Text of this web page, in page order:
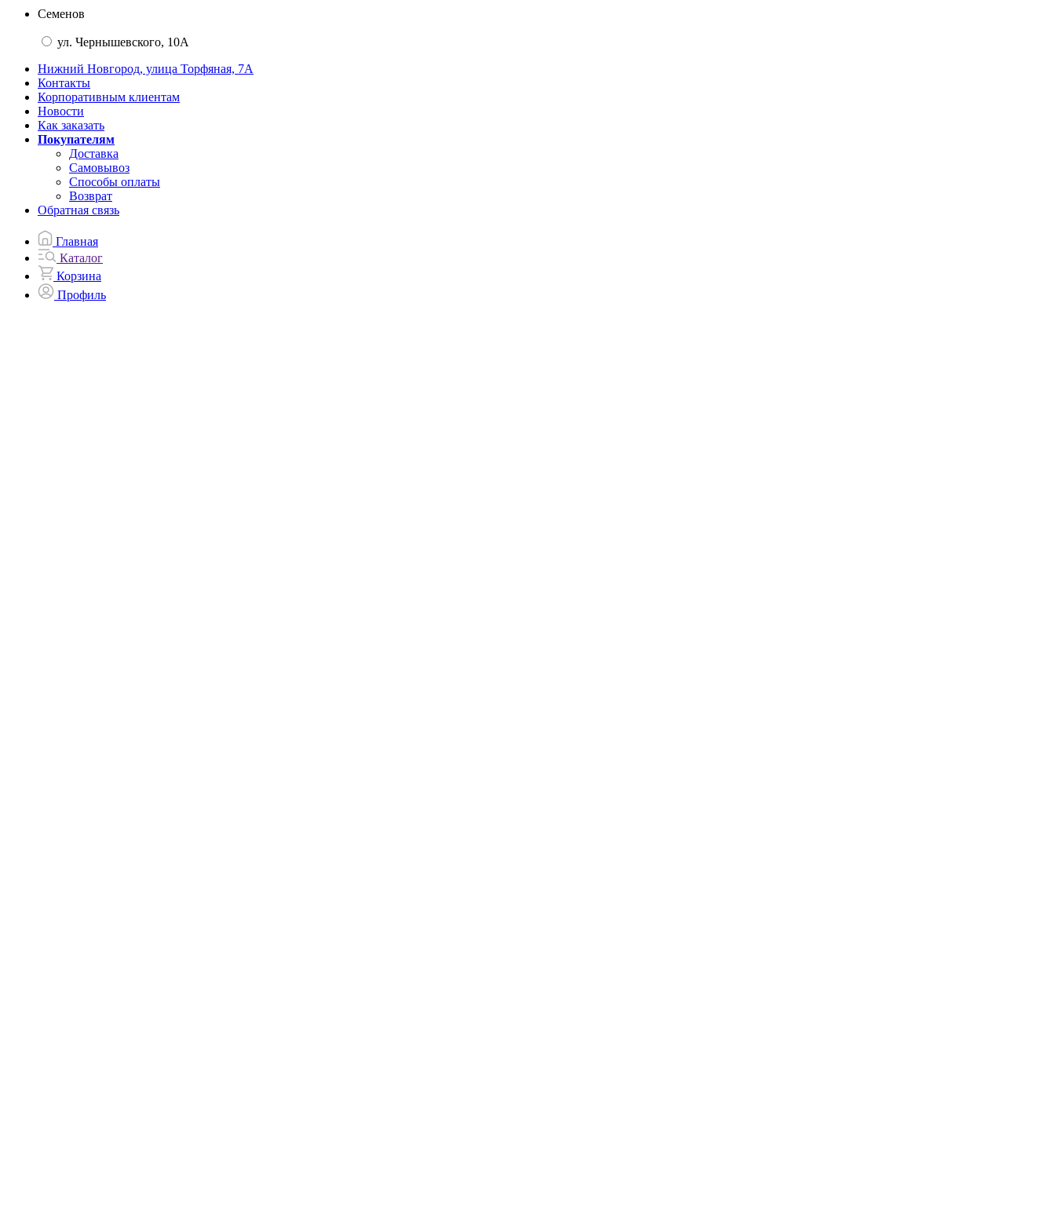
Семенов
ул. Чернышевского, 10А
Нижний Новгород, улица Торфяная, 7А
Контакты
Корпоративным клиентам
Новости
Как заказать
Покупателям
Доставка
Самовывоз
Способы оплаты
Возврат
Обратная связь
Главная
Каталог
Корзина
Профиль